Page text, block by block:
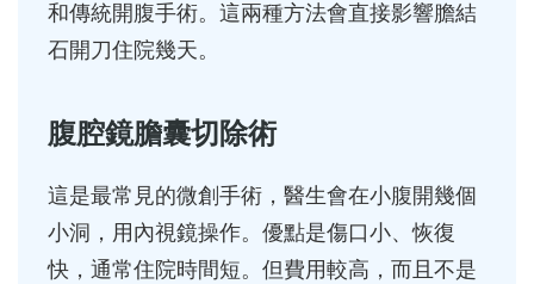
和傳統開腹手術。這兩種方法會直接影響膽結
石開刀住院幾天。
腹腔鏡膽囊切除術
這是最常見的微創手術，醫生會在小腹開幾個
小洞，用內視鏡操作。優點是傷口小、恢復
快，通常住院時間短。但費用較高，而且不是